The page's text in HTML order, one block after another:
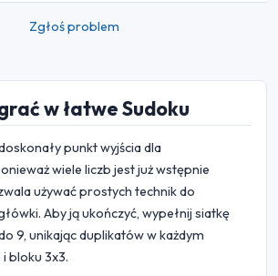
Zgłoś problem
w łatwe Sudoku
punkt wyjścia dla
wiele liczb jest już wstępnie
używać prostych technik do
Aby ją ukończyć, wypełnij siatkę
9, unikając duplikatów w każdym
bloku 3x3.